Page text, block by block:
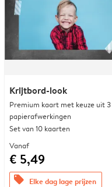
Krijtbord-look
Premium kaart met keuze uit 3
papierafwerkingen
Set van 10 kaarten
Vanaf
€ 5,49
offers Elke dag lage prijzen